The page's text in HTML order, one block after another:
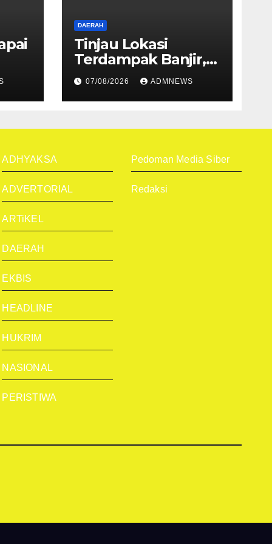
DAERAH
Tinjau Lokasi
Terdampak Banjir,
Begini Ungkapan
Mahyeldi
07/08/2026 ADMNEWS
ADHYAKSA
ADVERTORIAL
ARTiKEL
DAERAH
EKBIS
HEADLINE
HUKRIM
NASIONAL
PERISTIWA
Pedoman Media Siber
Redaksi